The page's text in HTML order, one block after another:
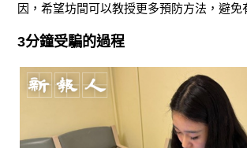
因，希望坊間可以教授更多預防方法，避免
3分鐘受騙的過程